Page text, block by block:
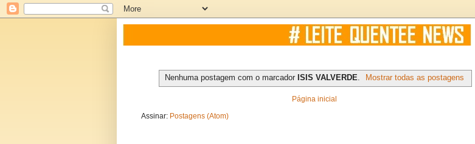
Nenhuma postagem com o marcador ISIS VALVERDE Mostrar todas as postagens
Página inicial
Assinar: Postagens (Atom)